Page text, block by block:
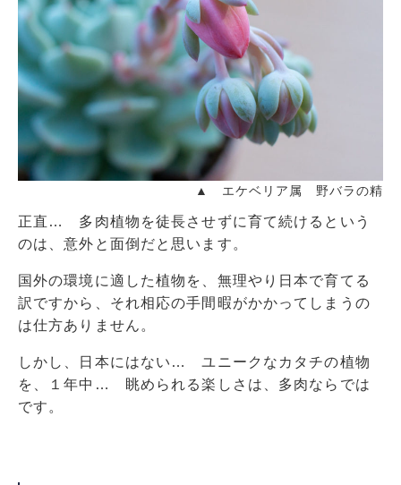
▲ エケベリア属 野バラの精
正直… 多肉植物を徒長させずに育て続けるという
のは、意外と面倒だと思います。
国外の環境に適した植物を、無理やり日本で育てる
訳ですから、それ相応の手間暇がかかってしまうの
は仕方ありません。
しかし、日本にはない… ユニークなカタチの植物
を、１年中… 眺められる楽しさは、多肉ならでは
です。